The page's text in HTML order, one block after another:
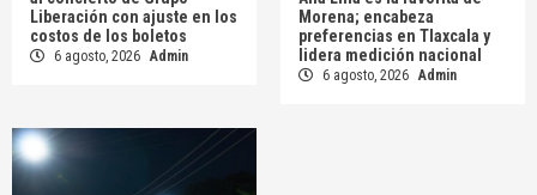
Liberación con ajuste en los
costos de los boletos
6 agosto, 2026 Admin
Morena; encabeza
preferencias en Tlaxcala y
lidera medición nacional
6 agosto, 2026 Admin